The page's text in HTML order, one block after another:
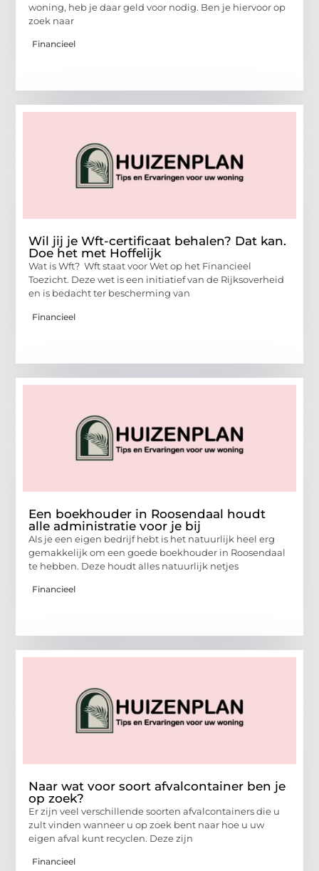
woning, heb je daar geld voor nodig. Ben je hiervoor op
zoek naar
Financieel
Wil jij je Wft-certificaat behalen? Dat kan.
Doe het met Hoffelijk
Wat is Wft? Wft staat voor Wet op het Financieel
Toezicht. Deze wet is een initiatief van de Rijksoverheid
en is bedacht ter bescherming van
Financieel
Een boekhouder in Roosendaal houdt
alle administratie voor je bij
Als je een eigen bedrijf hebt is het natuurlijk heel erg
gemakkelijk om een goede boekhouder in Roosendaal
te hebben. Deze houdt alles natuurlijk netjes
Financieel
Naar wat voor soort afvalcontainer ben je
op zoek?
Er zijn veel verschillende soorten afvalcontainers die u
zult vinden wanneer u op zoek bent naar hoe u uw
eigen afval kunt recyclen. Deze zijn
Financieel